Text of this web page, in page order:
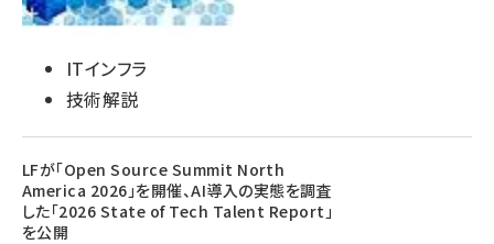
ITインフラ
技術解説
LFが「Open Source Summit North
America 2026」を開催、AI導入の実態を調査
した「2026 State of Tech Talent Report」
を公開